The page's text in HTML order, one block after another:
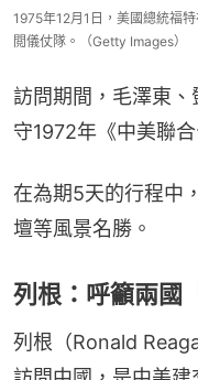
1975年12月1日，美國總統福
閲儀仗隊。（Getty Images）
訪問期間，毛澤東
守1972年《中美聯合
在為期5天的行程中
壇等風景名勝。
列根：呼籲兩國
列根（Ronald